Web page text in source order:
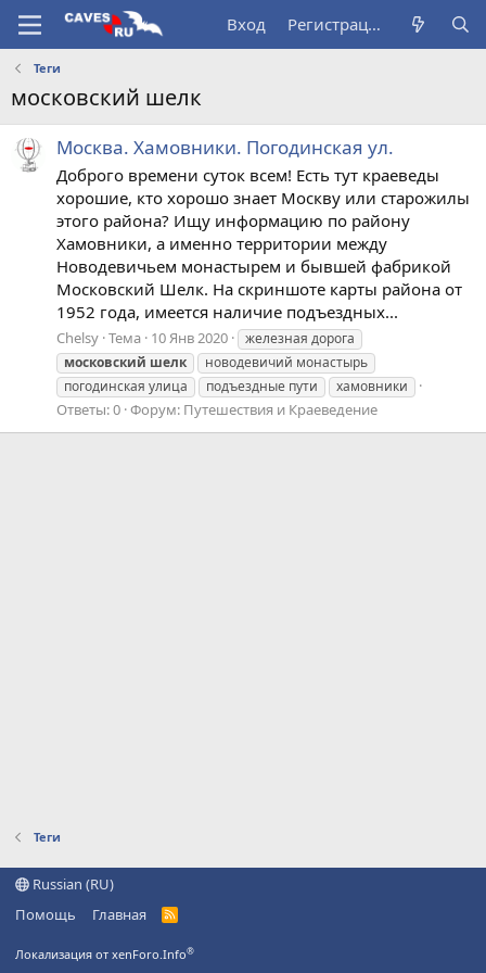
Вход Регистрация
Теги
московский шелк
Москва. Хамовники. Погодинская ул.
Доброго времени суток всем! Есть тут краеведы
хорошие, кто хорошо знает Москву или старожилы
этого района? Ищу информацию по району
Хамовники, а именно территории между
Новодевичьем монастырем и бывшей фабрикой
Московский Шелк. На скриншоте карты района от
1952 года, имеется наличие подъездных...
Chelsy Тема 10 Янв 2020
железная дорога
московский шелк
новодевичий монастырь
погодинская улица
подъездные пути хамовники
Ответы: 0 Форум: Путешествия и Краеведение
Теги
Russian (RU)
Помощь
Главная
R
Локализация от xenForo.Info®